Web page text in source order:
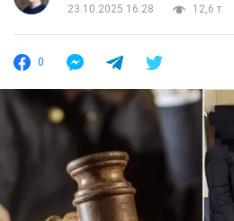
23.10.2025 16:28
12,6 т.
0